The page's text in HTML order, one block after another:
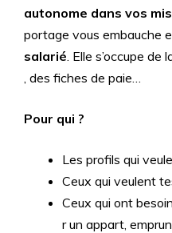
autonome dans vos
portage vous embauche
salarié . Elle s’occupe
, des fiches de paie…
Pour qui ?
Les profils qui
Ceux qui veulent
Ceux qui ont
r un appart,